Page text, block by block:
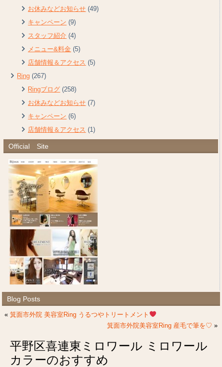
お休みなどお知らせ (49)
キャンペーン (9)
スタッフ紹介 (4)
メニュー&料金 (5)
店舗情報＆アクセス (5)
Ring (267)
Ringブログ (258)
お休みなどお知らせ (7)
キャンペーン (6)
店舗情報＆アクセス (1)
Official Site
Blog Posts
«箕面市外院 美容室Ring うるつやトリートメント
箕面市外院美容室Ring 産毛で筆を♡ »
平野区喜連東ミロワール ミロワール
カラーのおすすめ